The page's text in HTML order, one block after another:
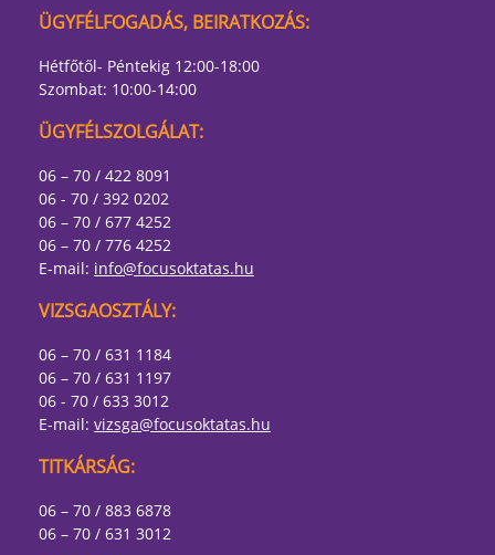
ÜGYFÉLFOGADÁS, BEIRATKOZÁS:
Hétfőtől- Péntekig 12:00-18:00
Szombat: 10:00-14:00
ÜGYFÉLSZOLGÁLAT:
06 – 70 / 422 8091
06 - 70 / 392 0202
06 – 70 / 677 4252
06 – 70 / 776 4252
E-mail: info@focusoktatas.hu
VIZSGAOSZTÁLY:
06 – 70 / 631 1184
06 – 70 / 631 1197
06 - 70 / 633 3012
E-mail: vizsga@focusoktatas.hu
TITKÁRSÁG:
06 – 70 / 883 6878
06 – 70 / 631 3012